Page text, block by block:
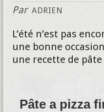
Par ADRIEN
L’été n’est pas
une bonne
une recette de
Pâte a pizza